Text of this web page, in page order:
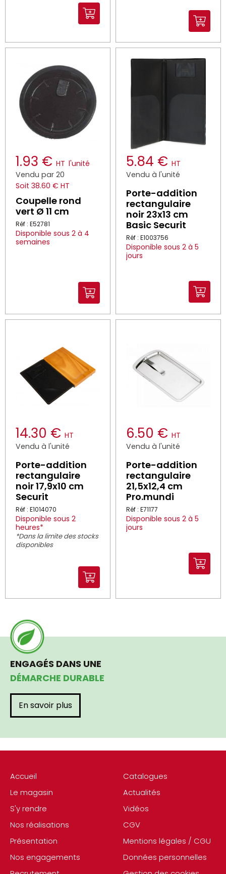
1.93 € HT l'unité
Vendu par 20
Soit 38.60 € HT
Coupelle rond
vert Ø 11 cm
Réf : E52781
Disponible sous 2 à 4
semaines
5.84 € HT
Vendu à l'unité
Porte-addition
rectangulaire
noir 23x13 cm
Basic Securit
Réf : E1003756
Disponible sous 2 à 5
jours
14.30 € HT
Vendu à l'unité
Porte-addition
rectangulaire
noir 17,9x10 cm
Securit
Réf : E1014070
Disponible sous 2
heures*
*Dans la limite des stocks
disponibles
6.50 € HT
Vendu à l'unité
Porte-addition
rectangulaire
21,5x12,4 cm
Pro.mundi
Réf : E71177
Disponible sous 2 à 5
jours
Accueil
Le magasin
S'y rendre
Nos réalisations
Présentation
Nos engagements
Catalogues
Actualités
Vidéos
CGV
Mentions légales / CGU
Données personnelles
ENGAGÉS DANS UNE
DÉMARCHE DURABLE
En savoir plus